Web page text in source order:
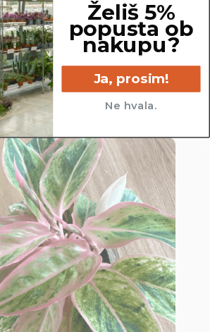
Želiš 5%
popusta ob
nakupu?
Ja, prosim!
Ne hvala.